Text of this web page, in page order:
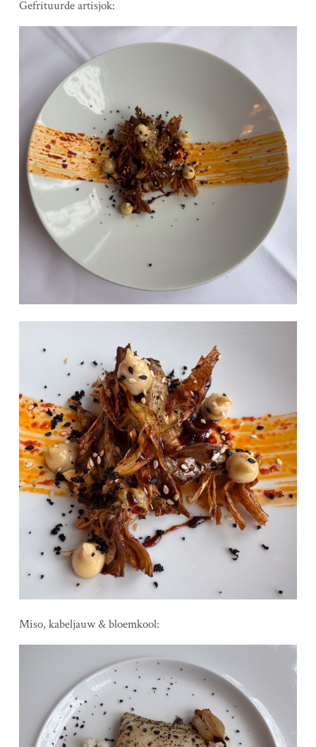
Gefrituurde artisjok:
Miso, kabeljauw & bloemkool: